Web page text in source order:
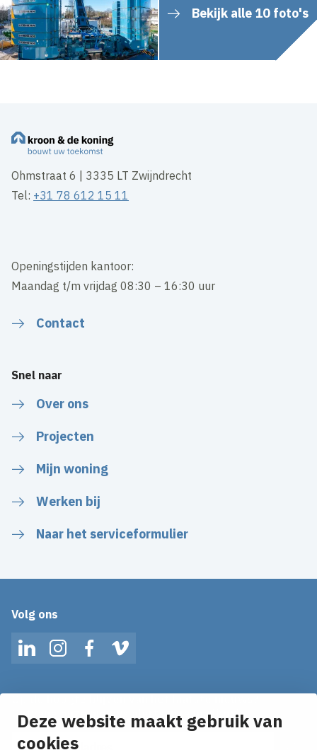
Deze website maakt gebruik van
cookies
Bekijk alle 10 foto's
Ohmstraat 6 | 3335 LT Zwijndrecht
Tel: +31 78 612 15 11
Openingstijden kantoor:
Maandag t/m vrijdag 08:30 – 16:30 uur
Contact
Snel naar
Over ons
Projecten
Mijn woning
Werken bij
Naar het serviceformulier
Volg ons
LinkedInInstagramFacebookVimeo
Ontvang onze nieuws alerts in je mailbox!
E-mailadres